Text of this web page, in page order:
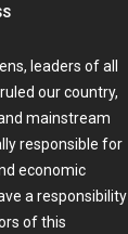
leaders of all
our country,
mainstream
responsible for
economic
a responsibility
of this